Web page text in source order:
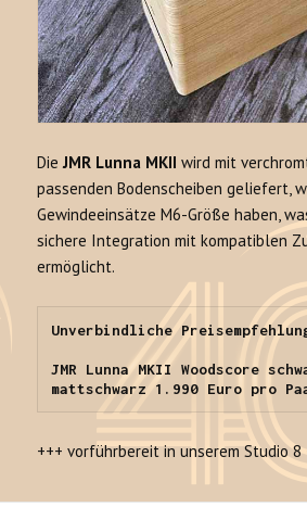
DieJMR Lunna MKII wird mit
passenden Bodenscheiben geliefert,
Gewindeeinsätze M6-Größe haben,
sichere Integration mit kompatiblen
ermöglicht.
Unverbindliche
JMR Lunna MKII Woodscore
mattschwarz 1.990 Euro pro
+++ vorführbereit in unserem Studio 8